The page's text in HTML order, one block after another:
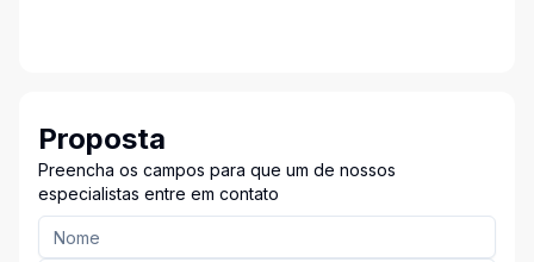
Proposta
Preencha os campos para que um de nossos
especialistas entre em contato